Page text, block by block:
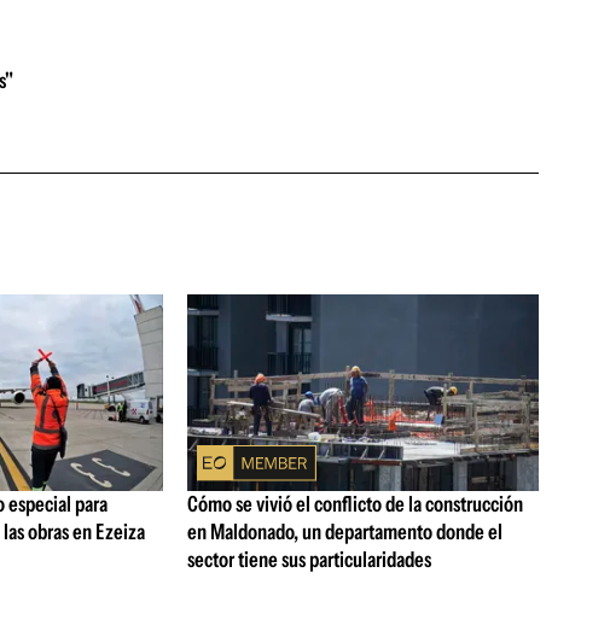
especial para
obras en Ezeiza
Cómo se vivió el conflicto de la construcción
en Maldonado, un departamento donde el
sector tiene sus particularidades